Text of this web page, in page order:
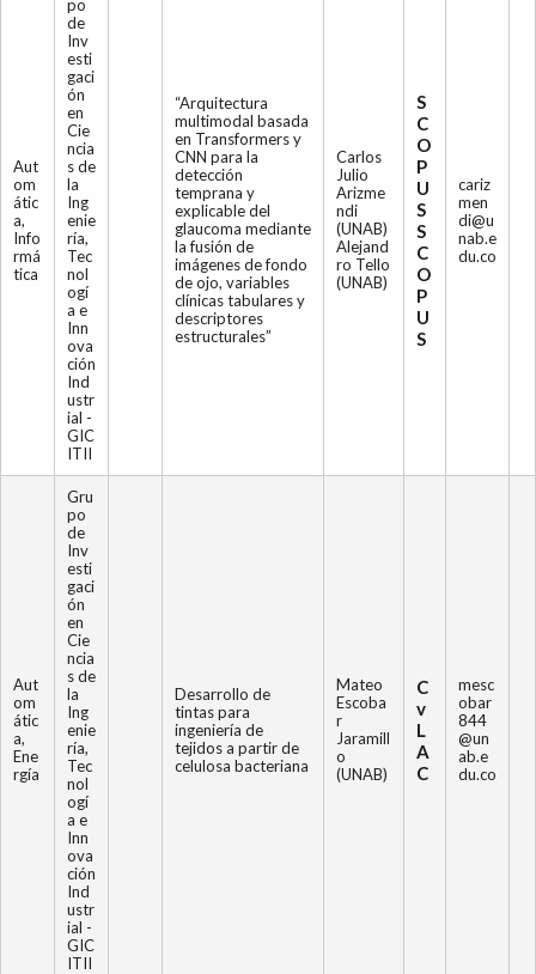
Aut
om
átic
a,
Info
rmá
tica
po
de
Inv
esti
gaci
ón
en
Cie
ncia
s de
la
Ing
enie
ría,
Tec
nol
ogí
a e
Inn
ova
ción
Ind
ustr
ial -
GIC
ITII
“Arquitectura
multimodal basada
en Transformers y
CNN para la
detección
temprana y
explicable del
glaucoma mediante
la fusión de
imágenes de fondo
de ojo, variables
clínicas tabulares y
descriptores
estructurales”
Carlos
Julio
Arizme
ndi
(UNAB)
Alejand
ro Tello
(UNAB)
S
C
O
P
U
S
S
C
O
P
U
S
cariz
men
di@u
nab.e
du.co
Aut
om
átic
a,
Ene
rgía
Gru
po
de
Inv
esti
gaci
ón
en
Cie
ncia
s de
la
Ing
enie
ría,
Tec
nol
ogí
a e
Inn
ova
ción
Ind
ustr
ial -
GIC
ITII
Desarrollo de
tintas para
ingeniería de
tejidos a partir de
celulosa bacteriana
Mateo
Escoba
r
Jaramill
o
(UNAB)
C
v
L
A
C
mesc
obar
844
@un
ab.e
du.co